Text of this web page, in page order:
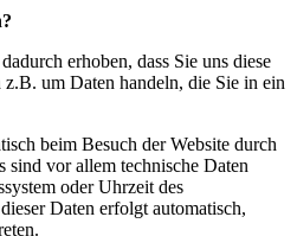
erhoben, dass Sie uns diese
um Daten handeln, die Sie in ein
beim Besuch der Website durch
sind vor allem technische Daten
oder Uhrzeit des
Daten erfolgt automatisch,